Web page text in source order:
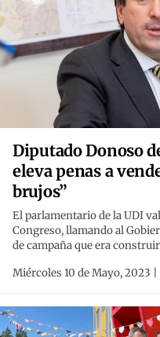
Diputado Donoso
eleva penas a
brujos”
El parlamentario de la UDI
Congreso, llamando al
de campaña que era
Miércoles 10 de Mayo, 2023 |